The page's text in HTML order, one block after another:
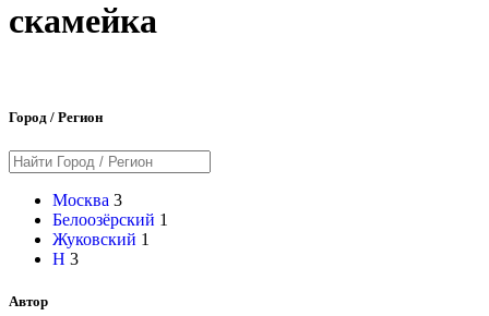
скамейка
Город / Регион
Москва 3
Белоозёрский 1
Жуковский 1
Н 3
Автор